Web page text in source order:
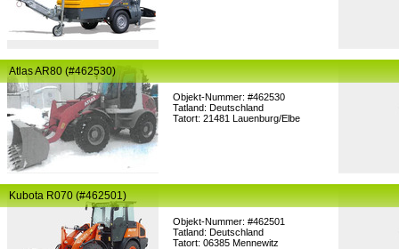
Objekt-Nummer: #462530
Tatland: Deutschland
Tatort: 21481 Lauenburg/Elbe
Atlas AR80 (#462530)
Objekt-Nummer: #462501
Tatland: Deutschland
Tatort: 06385 Mennewitz
Kubota R070 (#462501)